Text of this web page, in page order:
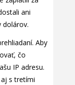
ani
dolárov.
Aby
čo
IP adresu.
s tretími